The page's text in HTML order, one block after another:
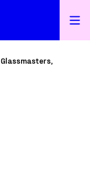
Glassmasters,